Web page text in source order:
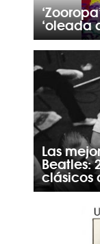
‘oleada
Las
Beatles:
clásicos